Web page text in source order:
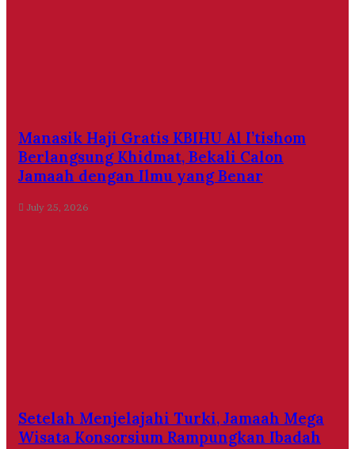
Manasik Haji Gratis KBIHU Al I’tishom
Berlangsung Khidmat, Bekali Calon
Jamaah dengan Ilmu yang Benar
July 25, 2026
Setelah Menjelajahi Turki, Jamaah Mega
Wisata Konsorsium Rampungkan Ibadah